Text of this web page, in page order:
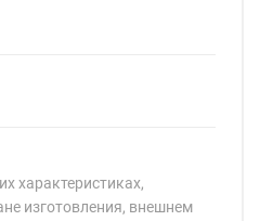
характеристиках,
изготовления, внешнем